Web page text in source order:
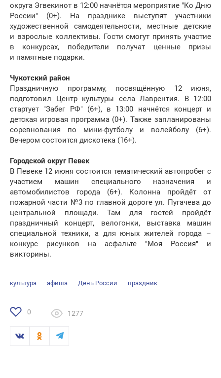
округа Эгвекинот в 12:00 начнётся мероприятие "Ко Дню
России" (0+). На празднике выступят участники
художественной самодеятельности, местные детские
и взрослые коллективы. Гости смогут принять участие
в конкурсах, победители получат ценные призы
и памятные подарки.
Чукотский район
Праздничную программу, посвящённую 12 июня,
подготовил Центр культуры села Лаврентия. В 12:00
стартует "Забег РФ" (6+), в 13:00 начнётся концерт и
детская игровая программа (0+). Также запланированы
соревнования по мини-футболу и волейболу (6+).
Вечером состоится дискотека (16+).
Городской округ Певек
В Певеке 12 июня состоится тематический автопробег с
участием машин специального назначения и
автомобилистов города (6+). Колонна пройдёт от
пожарной части №3 по главной дороге ул. Пугачева до
центральной площади. Там для гостей пройдёт
праздничный концерт, велогонки, выставка машин
специальной техники, а для юных жителей города –
конкурс рисунков на асфальте "Моя Россия" и
викторины.
культура афиша День России праздник
0 1277